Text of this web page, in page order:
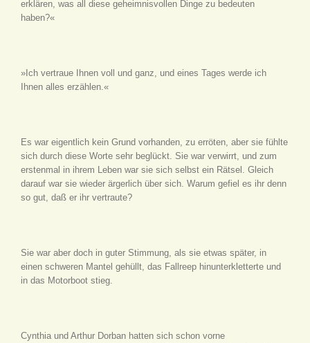
erklären, was all diese geheimnisvollen Dinge zu bedeuten
haben?«
»Ich vertraue Ihnen voll und ganz, und eines Tages werde ich
Ihnen alles erzählen.«
Es war eigentlich kein Grund vorhanden, zu erröten, aber sie fühlte
sich durch diese Worte sehr beglückt. Sie war verwirrt, und zum
erstenmal in ihrem Leben war sie sich selbst ein Rätsel. Gleich
darauf war sie wieder ärgerlich über sich. Warum gefiel es ihr denn
so gut, daß er ihr vertraute?
Sie war aber doch in guter Stimmung, als sie etwas später, in
einen schweren Mantel gehüllt, das Fallreep hinunterkletterte und
in das Motorboot stieg.
Cynthia und Arthur Dorban hatten sich schon vorne